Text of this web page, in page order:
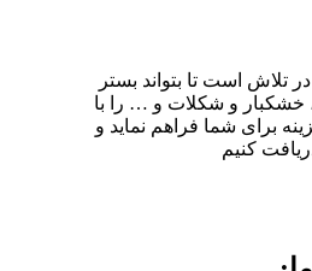
تلاش است تا بتواند بستر
خشکبار و شکلات و … را با
برای شما فراهم نماید و
کنیم